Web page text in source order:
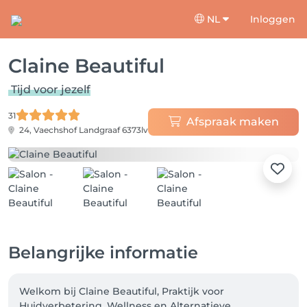
NL Inloggen
Claine Beautiful
Tijd voor jezelf
31
24, Vaechshof Landgraaf 6373lv
Afspraak maken
Belangrijke informatie
Welkom bij Claine Beautiful, Praktijk voor